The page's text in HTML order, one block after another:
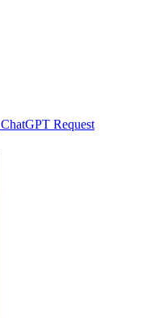
ChatGPT Request